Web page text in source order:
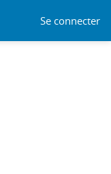
Se connecter